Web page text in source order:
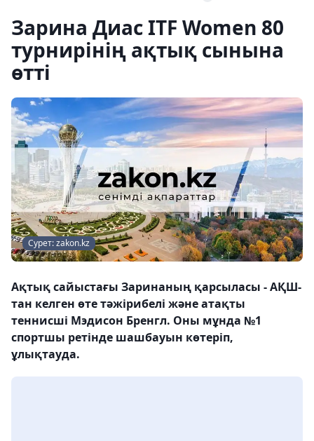
Зарина Диас ITF Women 80
турнирінің ақтық сынына
өтті
Сурет: zakon.kz
Ақтық сайыстағы Заринаның қарсыласы - АҚШ-
тан келген өте тәжірибелі және атақты
теннисші Мэдисон Бренгл. Оны мұнда №1
спортшы ретінде шашбауын көтеріп,
ұлықтауда.